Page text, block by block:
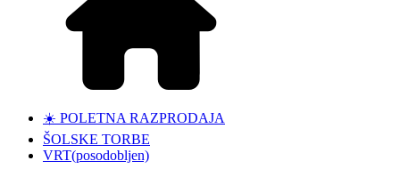
☀️ POLETNA RAZPRODAJA
ŠOLSKE TORBE
VRT(posodobljen)